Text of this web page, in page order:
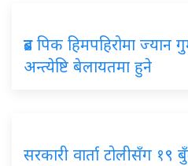
ब्रड पिक हिमपहिरोमा ज्यान
अन्त्येष्टि बेलायतमा हुने
सरकारी वार्ता टोलीसँग